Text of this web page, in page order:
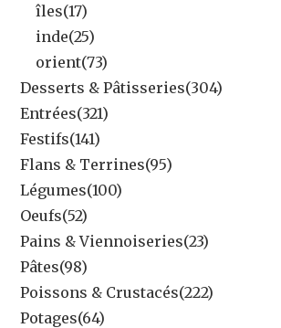
îles(17)
inde(25)
orient(73)
Desserts & Pâtisseries(304)
Entrées(321)
Festifs(141)
Flans & Terrines(95)
Légumes(100)
Oeufs(52)
Pains & Viennoiseries(23)
Pâtes(98)
Poissons & Crustacés(222)
Potages(64)